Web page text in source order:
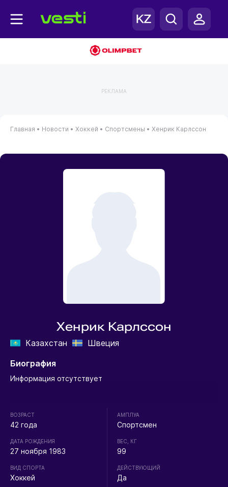
РЕКЛАМА
Главная • Новости • Хоккей • Спортсмены • Хенрик Карлссон
Хенрик Карлссон
Казахстан
Швеция
Биография
Информация отсутствует
ВОЗРАСТ
42 года
ДАТА РОЖДЕНИЯ
27 ноября 1983
ВИД СПОРТА
Хоккей
АМПЛУА
Спортсмен
ВЕС, КГ
99
ДЕЙСТВУЮЩИЙ
Да